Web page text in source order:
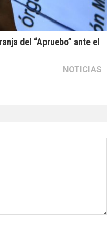
del “Apruebo” ante el
NOTICIAS